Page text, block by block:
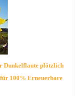
Dunkelflaute plötzlich
für 100% Erneuerbare